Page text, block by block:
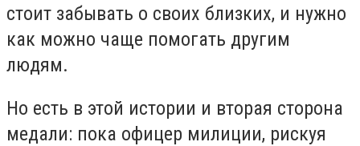
стоит забывать о своих близких, и нужно
как можно чаще помогать другим
людям.
Но есть в этой истории и вторая сторона
медали: пока офицер милиции, рискуя